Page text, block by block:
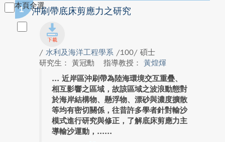
本頁全選
1 沖刷帶底床剪應力之研究
/ 水利及海洋工程學系 /100/ 碩士
研究生： 黃冠勳
指導教授： 黃煌煇
近岸區沖刷帶為陸海環境交互重疊、
相互影響之區域，故該區域之波浪動態對
於海岸結構物、懸浮物、漂砂與濃度擴散
等均有密切關係，往昔許多學者針對輸沙
模式進行研究與修正，了解底床剪應力主
導輸沙運動，...